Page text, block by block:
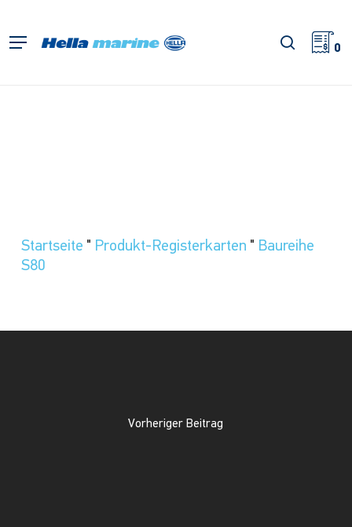
springen
Menü Suche
0
Startseite " Produkt-Registerkarten " Baureihe
S80
Vorheriger Beitrag